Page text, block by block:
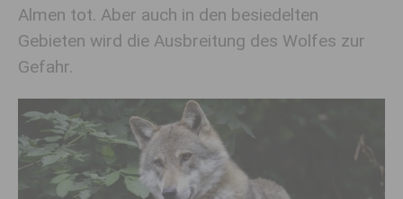
Almen tot. Aber auch in den besiedelten
Gebieten wird die Ausbreitung des Wolfes zur
Gefahr.